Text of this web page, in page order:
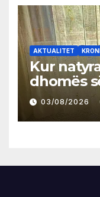
AKTUALITET
Kur
dhomës
03/08/2026